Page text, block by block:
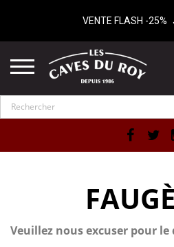
VENTE FLASH -25%
Veuillez nous excuser pour le